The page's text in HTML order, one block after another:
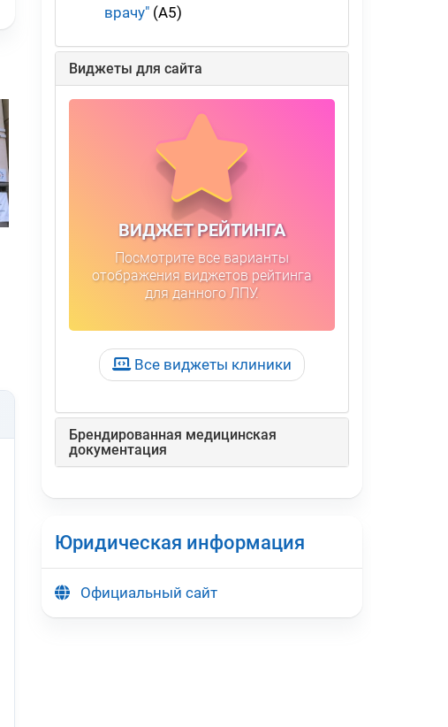
врачу"(А5)
Виджеты для сайта
ВИДЖЕТ РЕЙТИНГА
Посмотрите все варианты
отображения виджетов рейтинга
для данного ЛПУ.
Все виджеты клиники
Брендированная медицинская
документация
Юридическая информация
Официальный сайт